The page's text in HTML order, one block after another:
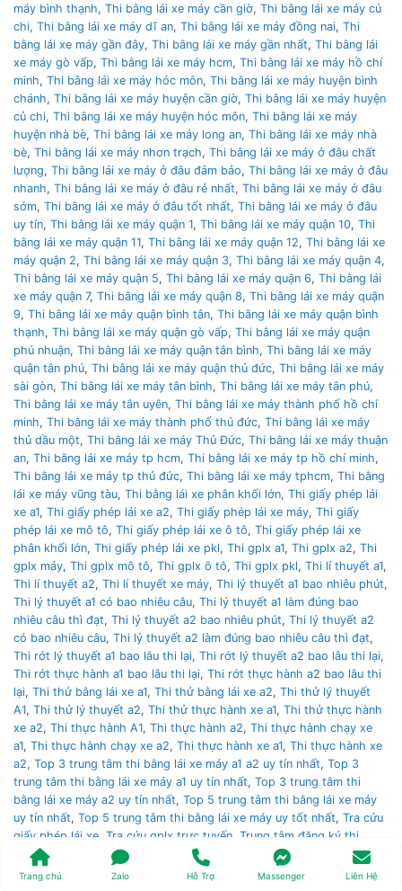
máy bình thạnh, Thi bằng lái xe máy cần giờ, Thi bằng lái xe máy củ
chi, Thi bằng lái xe máy dĩ an, Thi bằng lái xe máy đồng nai, Thi
bằng lái xe máy gần đây, Thi bằng lái xe máy gần nhất, Thi bằng lái
xe máy gò vấp, Thi bằng lái xe máy hcm, Thi bằng lái xe máy hồ chí
minh, Thi bằng lái xe máy hóc môn, Thi bằng lái xe máy huyện bình
chánh, Thi bằng lái xe máy huyện cần giờ, Thi bằng lái xe máy huyện
củ chi, Thi bằng lái xe máy huyện hóc môn, Thi bằng lái xe máy
huyện nhà bè, Thi bằng lái xe máy long an, Thi bằng lái xe máy nhà
bè, Thi bằng lái xe máy nhơn trạch, Thi bằng lái xe máy ở đâu chất
lượng, Thi bằng lái xe máy ở đâu đảm bảo, Thi bằng lái xe máy ở đâu
nhanh, Thi bằng lái xe máy ở đâu rẻ nhất, Thi bằng lái xe máy ở đâu
sớm, Thi bằng lái xe máy ở đâu tốt nhất, Thi bằng lái xe máy ở đâu
uy tín, Thi bằng lái xe máy quận 1, Thi bằng lái xe máy quận 10, Thi
bằng lái xe máy quận 11, Thi bằng lái xe máy quận 12, Thi bằng lái xe
máy quận 2, Thi bằng lái xe máy quận 3, Thi bằng lái xe máy quận 4,
Thi bằng lái xe máy quận 5, Thi bằng lái xe máy quận 6, Thi bằng lái
xe máy quận 7, Thi bằng lái xe máy quận 8, Thi bằng lái xe máy quận
9, Thi bằng lái xe máy quận bình tân, Thi bằng lái xe máy quận bình
thạnh, Thi bằng lái xe máy quận gò vấp, Thi bằng lái xe máy quận
phú nhuận, Thi bằng lái xe máy quận tân bình, Thi bằng lái xe máy
quận tân phú, Thi bằng lái xe máy quận thủ đức, Thi bằng lái xe máy
sài gòn, Thi bằng lái xe máy tân bình, Thi bằng lái xe máy tân phú,
Thi bằng lái xe máy tân uyên, Thi bằng lái xe máy thành phố hồ chí
minh, Thi bằng lái xe máy thành phố thủ đức, Thi bằng lái xe máy
thủ dầu một, Thi bằng lái xe máy Thủ Đức, Thi bằng lái xe máy thuận
an, Thi bằng lái xe máy tp hcm, Thi bằng lái xe máy tp hồ chí minh,
Thi bằng lái xe máy tp thủ đức, Thi bằng lái xe máy tphcm, Thi bằng
lái xe máy vũng tàu, Thi bằng lái xe phân khối lớn, Thi giấy phép lái
xe a1, Thi giấy phép lái xe a2, Thi giấy phép lái xe máy, Thi giấy
phép lái xe mô tô, Thi giấy phép lái xe ô tô, Thi giấy phép lái xe
phân khối lớn, Thi giấy phép lái xe pkl, Thi gplx a1, Thi gplx a2, Thi
gplx máy, Thi gplx mô tô, Thi gplx ô tô, Thi gplx pkl, Thi lí thuyết a1,
Thi lí thuyết a2, Thi lí thuyết xe máy, Thi lý thuyết a1 bao nhiêu phút,
Thi lý thuyết a1 có bao nhiêu câu, Thi lý thuyết a1 làm đúng bao
nhiêu câu thì đạt, Thi lý thuyết a2 bao nhiêu phút, Thi lý thuyết a2
có bao nhiêu câu, Thi lý thuyết a2 làm đúng bao nhiêu câu thì đạt,
Thi rớt lý thuyết a1 bao lâu thi lại, Thi rớt lý thuyết a2 bao lâu thi lại,
Thi rớt thực hành a1 bao lâu thi lại, Thi rớt thực hành a2 bao lâu thi
lại, Thi thử bằng lái xe a1, Thi thử bằng lái xe a2, Thi thử lý thuyết
A1, Thi thử lý thuyết a2, Thi thử thực hành xe a1, Thi thử thực hành
xe a2, Thi thực hành A1, Thi thực hành a2, Thi thực hành chạy xe
a1, Thi thực hành chạy xe a2, Thi thực hành xe a1, Thi thực hành xe
a2, Top 3 trung tâm thi bằng lái xe máy a1 a2 uy tín nhất, Top 3
trung tâm thi bằng lái xe máy a1 uy tín nhất, Top 3 trung tâm thi
bằng lái xe máy a2 uy tín nhất, Top 5 trung tâm thi bằng lái xe máy
uy tín nhất, Top 5 trung tâm thi bằng lái xe máy uy tốt nhất, Tra cứu
giấy phép lái xe Tra cứu gplx trực tuyến Trung tâm đăng ký thi
bằng lái xe nào uy tín nhất
Trung tâm thi bằng lái trung ương 3,
Trung tâm thi bằng lái xe á châu,Trung tâm thi bằng lái xe an cư
Trang chủ Zalo Hỗ Trợ Massenger Liên Hệ